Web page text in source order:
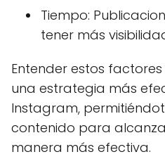
Tiempo:
tener más
Entender estos
una estrategia más
Instagram,
contenido para
manera más efectiva.